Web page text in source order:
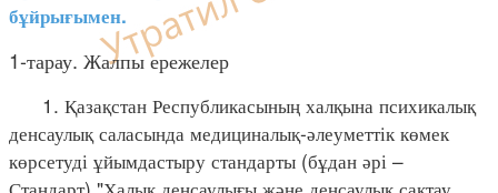
бұйрығымен.
1-тарау. Жалпы ережелер
1. Қазақстан Республикасының халқына психикалық
денсаулық саласында медициналық-әлеуметтік көмек
көрсетуді ұйымдастыру стандарты (бұдан әрі –